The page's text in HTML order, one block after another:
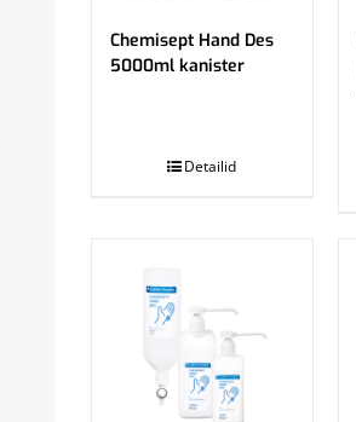
Chemisept Hand Des
5000ml kanister
Detailid